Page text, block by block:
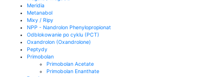
Meridia
Metanabol
Mixy / Ripy
NPP - Nandrolon Phenylopropionat
Odblokowanie po cyklu (PCT)
Oxandrolon (Oxandrolone)
Peptydy
Primobolan
Primobolan Acetate
Primobolan Enanthate